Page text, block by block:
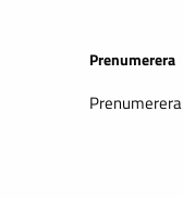
Prenumerera
Prenumerera